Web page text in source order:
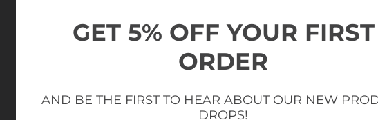
GET 5% OFF YOUR FIRST
ORDER
AND BE THE FIRST TO HEAR ABOUT OUR NEW
DROPS!